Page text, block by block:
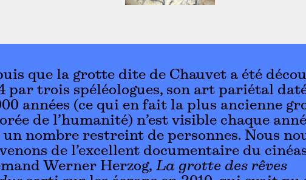
que la grotte dite de Chauvet a été
par trois spéléologues, son art pariétal
années (ce qui en fait la plus ancienne
de l’humanité) n’est visible chaque
nombre restreint de personnes. Nous
de l’excellent documentaire du
Werner Herzog, La grotte des rêves